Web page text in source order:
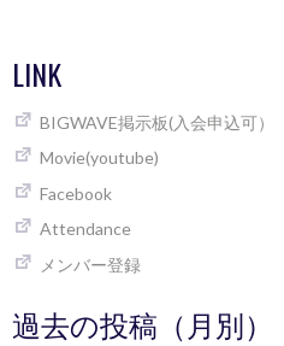
LINK
BIGWAVE掲示板(入会申込可）
Movie(youtube)
Facebook
Attendance
メンバー登録
過去の投稿（月別）